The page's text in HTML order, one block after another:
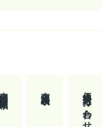
価格決定・打ち合わせ